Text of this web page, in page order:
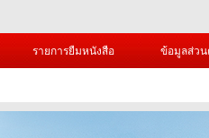
รายการยืมหนังสือ ข้อมูลส่ว